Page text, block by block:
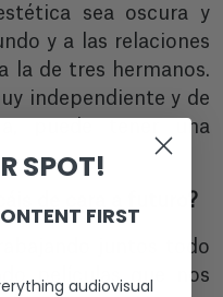
sea oscura y
y a las relaciones
la de tres hermanos.
independiente y de
puede tener una
de cara a futuro?
juntos todo
películas que nos
SPOT!
FIRST
audiovisual